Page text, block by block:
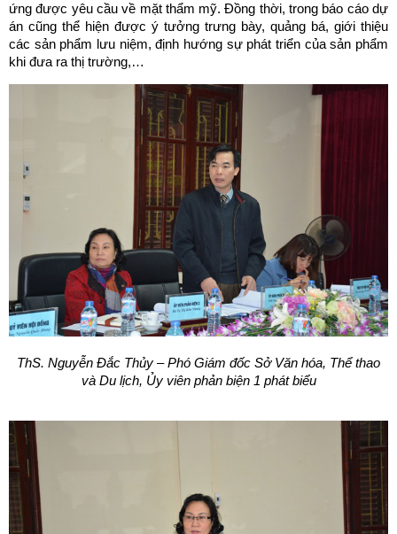
ứng được yêu cầu về mặt thẩm mỹ. Đồng thời, trong báo cáo dự
án cũng thể hiện được ý tưởng trưng bày, quảng bá, giới thiệu
các sản phẩm lưu niệm, định hướng sự phát triển của sản phẩm
khi đưa ra thị trường,…
ThS. Nguyễn Đắc Thủy – Phó Giám đốc Sở Văn hóa, Thể thao
và Du lịch, Ủy viên phản biện 1 phát biểu